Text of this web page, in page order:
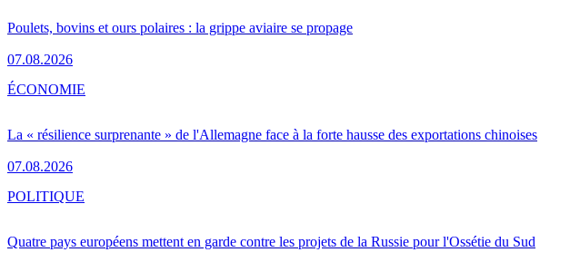
Poulets, bovins et ours polaires : la grippe aviaire se propage
07.08.2026
La « résilience surprenante » de l'Allemagne face à la forte hausse des exportations chinoises
07.08.2026
ÉCONOMIE
Quatre pays européens mettent en garde contre les projets de la Russie pour l'Ossétie du Sud
POLITIQUE